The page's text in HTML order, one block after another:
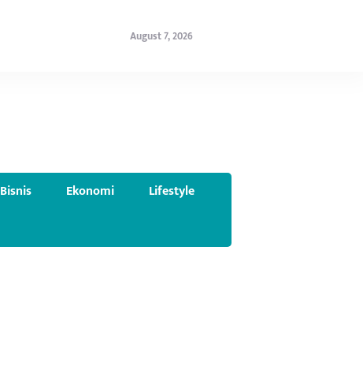
August 7, 2026
Bisnis Ekonomi
Lifestyle